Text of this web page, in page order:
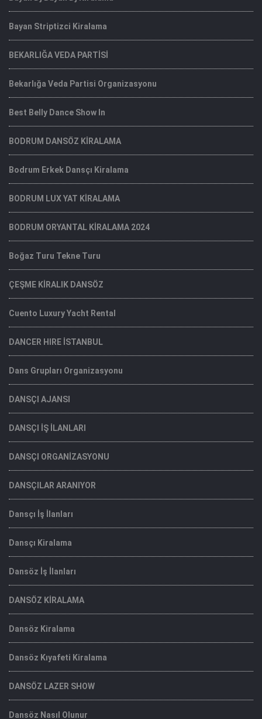
Bayan Striptizci Kiralama
BEKARLIĞA VEDA PARTİSİ
Bekarlığa Veda Partisi Organizasyonu
Best Belly Dance Show In
BODRUM DANSÖZ KİRALAMA
Bodrum Erkek Dansçı Kiralama
BODRUM LUX YAT KİRALAMA
BODRUM ORYANTAL KİRALAMA 2024
Boğaz Turu Tekne Turu
ÇEŞME KİRALIK DANSÖZ
Cuento Luxury Yacht Rental
DANCER HIRE İSTANBUL
Dans Grupları Organizasyonu
DANSÇI AJANSI
DANSÇI İŞ İLANLARI
DANSÇI ORGANİZASYONU
DANSÇILAR ARANIYOR
Dansçı İş İlanları
Dansçı Kiralama
Dansöz İş İlanları
DANSÖZ KİRALAMA
Dansöz Kiralama
Dansöz Kıyafeti Kiralama
DANSÖZ LAZER SHOW
Dansöz Nasıl Olunur